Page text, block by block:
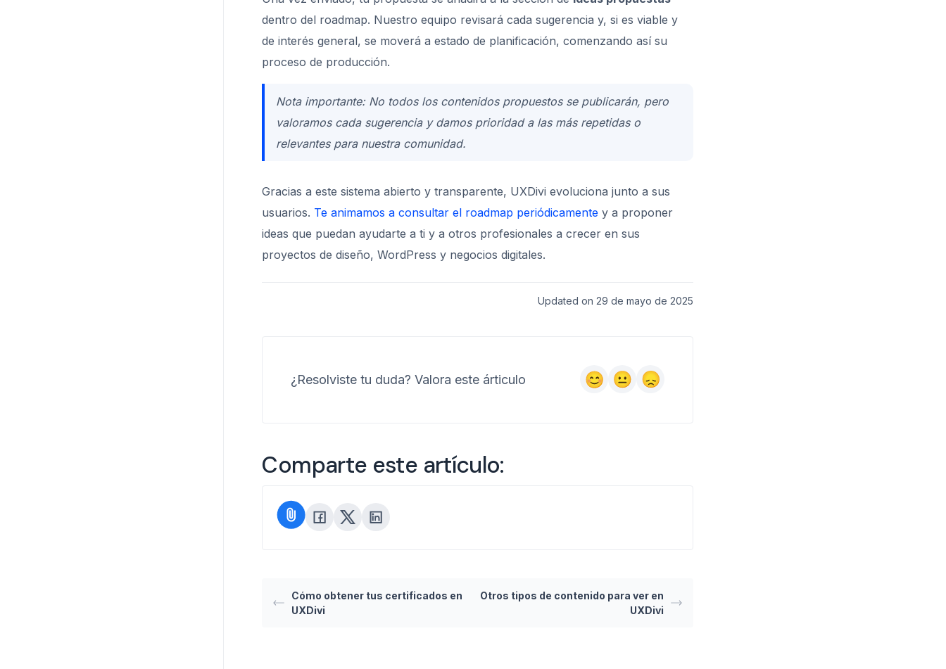
dentro del roadmap. Nuestro equipo revisará cada sugerencia y, si es viable y
de interés general, se moverá a estado de planificación, comenzando así su
proceso de producción.
Nota importante: No todos los contenidos propuestos se publicarán, pero
valoramos cada sugerencia y damos prioridad a las más repetidas o
relevantes para nuestra comunidad.
Gracias a este sistema abierto y transparente, UXDivi evoluciona junto a sus
usuarios. Te animamos a consultar el roadmap periódicamente y a proponer
ideas que puedan ayudarte a ti y a otros profesionales a crecer en sus
proyectos de diseño, WordPress y negocios digitales.
Updated on 29 de mayo de 2025
¿Resolviste tu duda? Valora este árticulo
Comparte este artículo:
Cómo obtener tus certificados en
UXDivi
Otros tipos de contenido para ver en
UXDivi